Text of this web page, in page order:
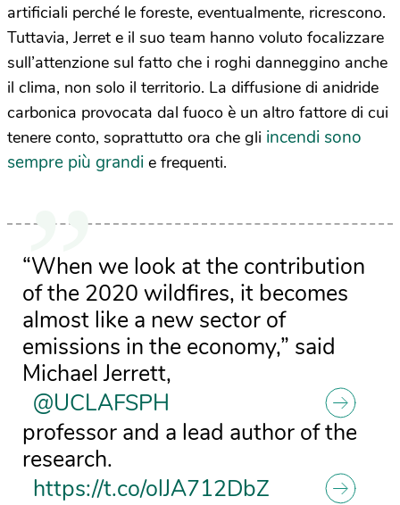
artificiali perché le foreste, eventualmente, ricrescono.
Tuttavia, Jerret e il suo team hanno voluto focalizzare
sull’attenzione sul fatto che i roghi danneggino anche
il clima, non solo il territorio. La diffusione di anidride
carbonica provocata dal fuoco è un altro fattore di cui
tenere conto, soprattutto ora che gli incendi sono
sempre più grandi e frequenti.
“When we look at the contribution
of the 2020 wildfires, it becomes
almost like a new sector of
emissions in the economy,” said
Michael Jerrett,
@UCLAFSPH
professor and a lead author of the
research.
https://t.co/olJA712DbZ